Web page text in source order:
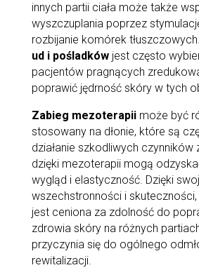
innych partii ciała może także
wyszczuplania poprzez
rozbijanie komórek tłuszczowych.
ud i pośladkówjest często
pacjentów pragnących
poprawić jędrność skóry w tych
Zabieg mezoterapiimoże być
stosowany na dłonie, które są
działanie szkodliwych czynników
dzięki mezoterapii mogą
wygląd i elastyczność. Dzięki
wszechstronności i skuteczności,
jest ceniona za zdolność do
zdrowia skóry na różnych
przyczynia się do ogólnego
rewitalizacji.